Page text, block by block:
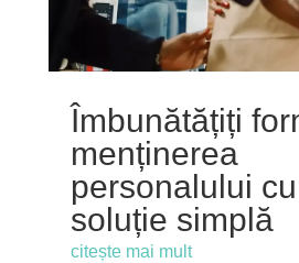
Îmbunătățiți
menținerea
personalului
soluție simplă
citește mai mult